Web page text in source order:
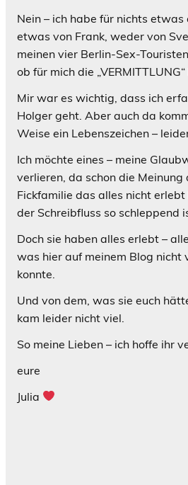
Nein – ich habe für nichts
etwas von Frank, weder von
meinen vier Berlin-Sex-
ob für mich die
Mir war es wichtig, dass ich
Holger geht. Aber auch da
Weise ein Lebenszeichen –
Ich möchte eines – meine
verlieren, da schon die Meinung
Fickfamilie das alles nicht
der Schreibfluss so schleppend
Doch sie haben alles erlebt –
was hier auf meinem Blog
konnte.
Und von dem, was sie euch
kam leider nicht viel.
So meine Lieben – ich hoffe ihr
eure
Julia